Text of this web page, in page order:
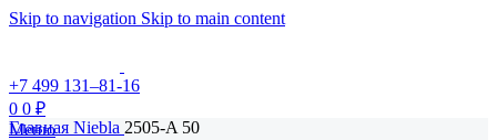
Skip to navigation Skip to main content
+7 499 131–81-16
0 0 ₽
Меню
Главная Niebla 2505-A 50